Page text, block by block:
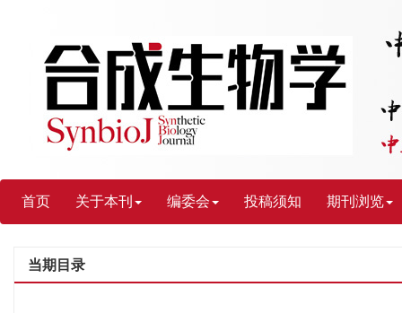
首页 关于本刊 编委会 投稿须知 期刊浏览
当期目录